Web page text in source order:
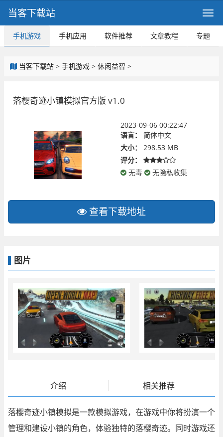
当客下载站
手机游戏 手机应用 软件推荐 文章教程 专题
当客下载站 > 手机游戏 > 休闲益智 >
落樱奇迹小镇模拟官方版 v1.0
2023-09-06 00:22:47
语言：
简体中文
大小：
298.53 MB
评分：
无毒
无隐私收集
查看下载地址
图片
介绍 相关推荐
落樱奇迹小镇模拟是一款模拟游戏，在游戏中你将扮演一个
管理和建设小镇的角色，体验独特的落樱奇迹。同时游戏还